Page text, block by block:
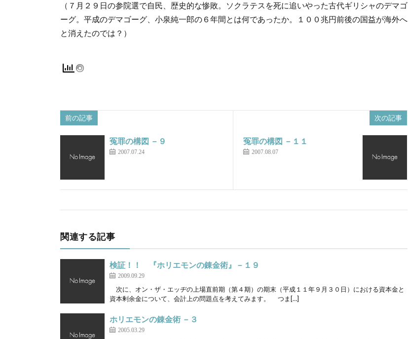
（７月２９日の参院選で自民、歴史的な惨敗。ソクラテスを死に追いやった古代ギリシャのデマゴ
ーグ。平成のデマゴーグ、小泉純一郎の６年間とは何であったか。１００兆円前後の国益が海外へ
と消えたのでは？）
前の記事
冤罪の構図 －９
2007.07.24
次の記事
冤罪の構図 －１１
2007.08.07
関連する記事
検証！！ 『ホリエモンの錬金術』－１９
2009.09.29
次に、オン・ザ・エッヂの上場直前期（第４期）の期末（平成１１年９月３０日）における資本金と
資本剰余金について、会計上の問題点を考えてみます。 つま[…]
ホリエモンの錬金術 －３
2005.03.29